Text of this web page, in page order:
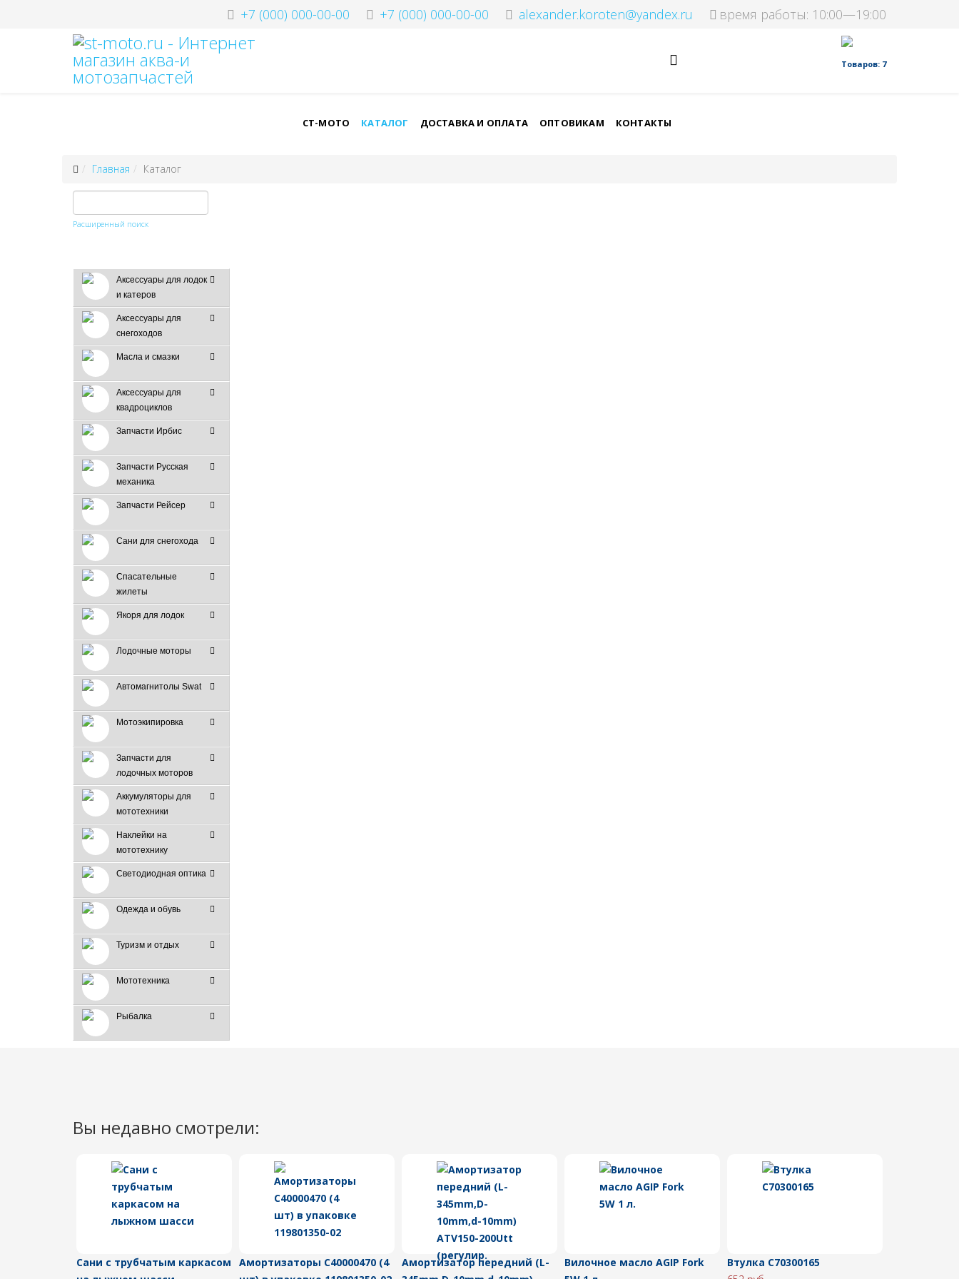
+7 (000) 000-00-00 +7 (000) 000-00-00 alexander.koroten@yandex.ru время работы: 10:00—19:00
СТ-МОТО КАТАЛОГ ДОСТАВКА И ОПЛАТА ОПТОВИКАМ КОНТАКТЫ
Товаров: 7
Главная Каталог
Расширенный поиск
Аксессуары для лодок
и катеров
Аксессуары для
снегоходов
Масла и смазки
Аксессуары для
квадроциклов
Запчасти Ирбис
Запчасти Русская
механика
Запчасти Рейсер
Сани для снегохода
Спасательные
жилеты
Якоря для лодок
Лодочные моторы
Автомагнитолы Swat
Мотоэкипировка
Запчасти для
лодочных моторов
Аккумуляторы для
мототехники
Наклейки на
мототехнику
Светодиодная оптика
Одежда и обувь
Туризм и отдых
Мототехника
Рыбалка
Вы недавно смотрели:
Сани с трубчатым каркасом
Амортизаторы C40000470 (4
Амортизатор передний (L-
Вилочное масло AGIP Fork
Втулка C70300165